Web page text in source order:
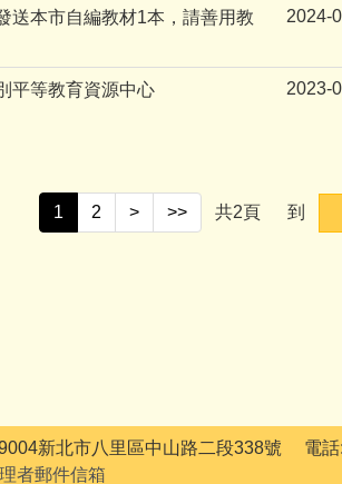
送本市自編教材1本，請善用教
2024-
平等教育資源中心 2023-
1 2 > >> 共2頁 到
新北市八里區中山路二段338號 電話
者郵件信箱